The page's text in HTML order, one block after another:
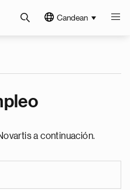
Candean
a continuación.